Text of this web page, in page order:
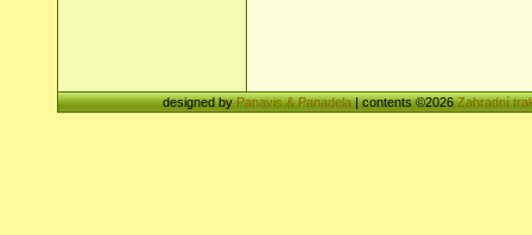
designed byPanavis & Panadela| contents ©2026Zahradní